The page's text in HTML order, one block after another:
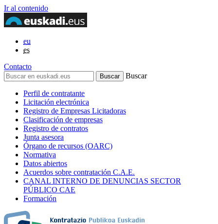
Ir al contenido
eu
es
Contacto
Buscar
Perfil de contratante
Licitación electrónica
Registro de Empresas Licitadoras
Clasificación de empresas
Registro de contratos
Junta asesora
Órgano de recursos (OARC)
Normativa
Datos abiertos
Acuerdos sobre contratación C.A.E.
CANAL INTERNO DE DENUNCIAS SECTOR
PÚBLICO CAE
Formación